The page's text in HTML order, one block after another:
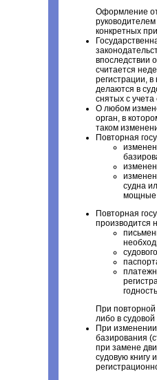
Оформление
конкретных
впоследствии
считается
регистрации,
делаются в
снятых с учета
О любом
орган, в
таком
Повторная
судна
Повторная
производится
При повторной
либо в
При
базирования
при замене
судовую книгу